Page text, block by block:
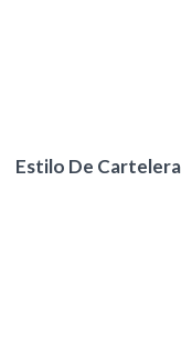
Estilo De Cartelera